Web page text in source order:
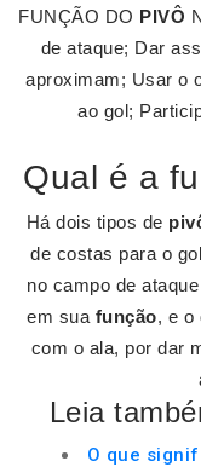
FUNÇÃO DO PIVÔ
de ataque; Dar
aproximam; Usar o
ao gol;
Qual é a
Há dois tipos de
de costas para o
no campo de
em sua função, e o
com o ala, por dar
Leia
O que